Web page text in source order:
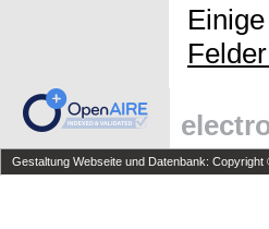
Gestaltung Webseite und Datenbank: